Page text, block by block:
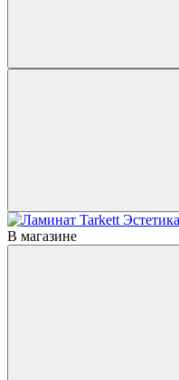
В магазине